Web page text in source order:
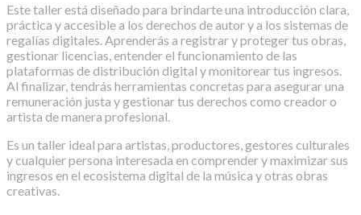
Este taller está diseñado para brindarte una introducción clara,
práctica y accesible a los derechos de autor y a los sistemas de
regalías digitales. Aprenderás a registrar y proteger tus obras,
gestionar licencias, entender el funcionamiento de las
plataformas de distribución digital y monitorear tus ingresos.
Al finalizar, tendrás herramientas concretas para asegurar una
remuneración justa y gestionar tus derechos como creador o
artista de manera profesional.
Es un taller ideal para artistas, productores, gestores culturales
y cualquier persona interesada en comprender y maximizar sus
ingresos en el ecosistema digital de la música y otras obras
creativas.